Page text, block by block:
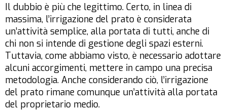
Il dubbio è più che legittimo. Certo, in linea di
massima, l’irrigazione del prato è considerata
un’attività semplice, alla portata di tutti, anche di
chi non si intende di gestione degli spazi esterni.
Tuttavia, come abbiamo visto, è necessario adottare
alcuni accorgimenti, mettere in campo una precisa
metodologia. Anche considerando ciò, l’irrigazione
del prato rimane comunque un’attività alla portata
del proprietario medio.